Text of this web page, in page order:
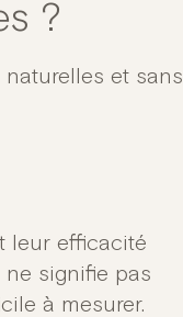
?
et sans
leur efficacité
ne signifie pas
à mesurer.